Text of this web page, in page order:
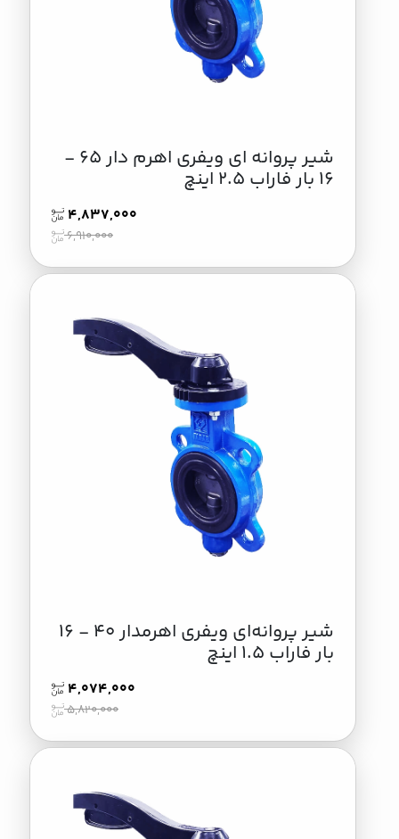
شير پروانه اي ويفري اهرم دار 65 -
16 بار فاراب 2.5 اینچ
4,837,000
6,910,000
شیر پروانه‌ای ویفری اهرمدار 40 - 16
بار فاراب 1.5 اینچ
4,074,000
5,820,000